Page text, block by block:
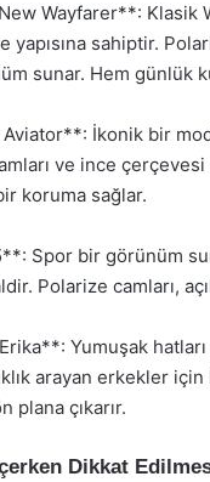
Wayfarer**: Klasik
sahiptir.
sunar. Hem günlük
İkonik bir
ve ince
koruma sağlar.
Spor bir görünüm
Polarize camları,
Yumuşak
arayan erkekler
plana çıkarır.
Dikkat